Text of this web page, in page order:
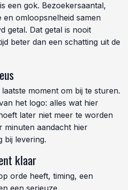
een gok. Bezoekersaantal,
omloopsnelheid samen
getal. Dat getal is nooit
beter dan een schatting uit de
moment om bij te sturen.
het logo: alles wat hier
later niet meer te worden
minuten aandacht hier
bij levering.
klaar
orde heeft, timing, een